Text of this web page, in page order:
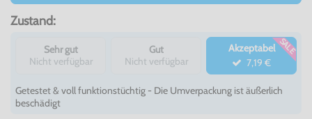
Zustand:
Sehr gut
Nicht verfügbar
Gut
Nicht verfügbar
Akzeptabel
7,19 €
SALE
Getestet & voll funktionstüchtig - Die Umverpackung ist äußerlich
beschädigt